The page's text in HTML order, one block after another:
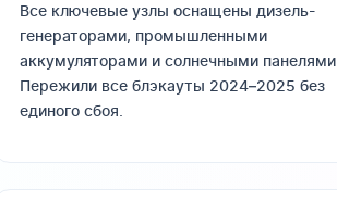
Все ключевые узлы оснащены дизель-
генераторами, промышленными
аккумуляторами и солнечными панелями.
Пережили все блэкауты 2024–2025 без
единого сбоя.